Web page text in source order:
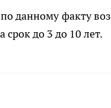
данному факту
до 3 до 10 лет.